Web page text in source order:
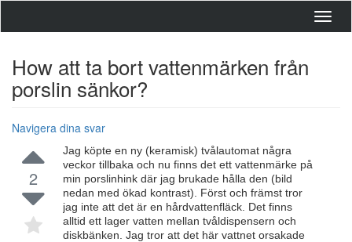
How att ta bort vattenmärken från
porslin sänkor?
Navigera dina svar
2
Jag köpte en ny (keramisk) tvålautomat några
veckor tillbaka och nu finns det ett vattenmärke på
min porslinhink där jag brukade hålla den (bild
nedan med ökad kontrast). Först och främst tror
jag inte att det är en hårdvattenfläck. Det finns
alltid ett lager vatten mellan tvåldispensern och
diskbänken. Jag tror att det här vattnet orsakade